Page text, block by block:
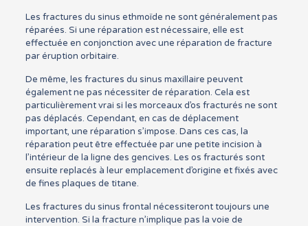
Les fractures du sinus ethmoïde ne sont généralement pas
réparées. Si une réparation est nécessaire, elle est
effectuée en conjonction avec une réparation de fracture
par éruption orbitaire.
De même, les fractures du sinus maxillaire peuvent
également ne pas nécessiter de réparation. Cela est
particulièrement vrai si les morceaux d’os fracturés ne sont
pas déplacés. Cependant, en cas de déplacement
important, une réparation s’impose. Dans ces cas, la
réparation peut être effectuée par une petite incision à
l’intérieur de la ligne des gencives. Les os fracturés sont
ensuite replacés à leur emplacement d’origine et fixés avec
de fines plaques de titane.
Les fractures du sinus frontal nécessiteront toujours une
intervention. Si la fracture n’implique pas la voie de